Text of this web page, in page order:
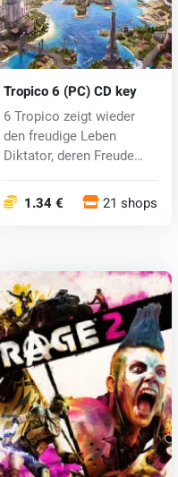
Tropico 6 (PC) CD key
6 Tropico zeigt wieder
den freudige Leben
Diktator, deren Freude
1.34 € 21 shops